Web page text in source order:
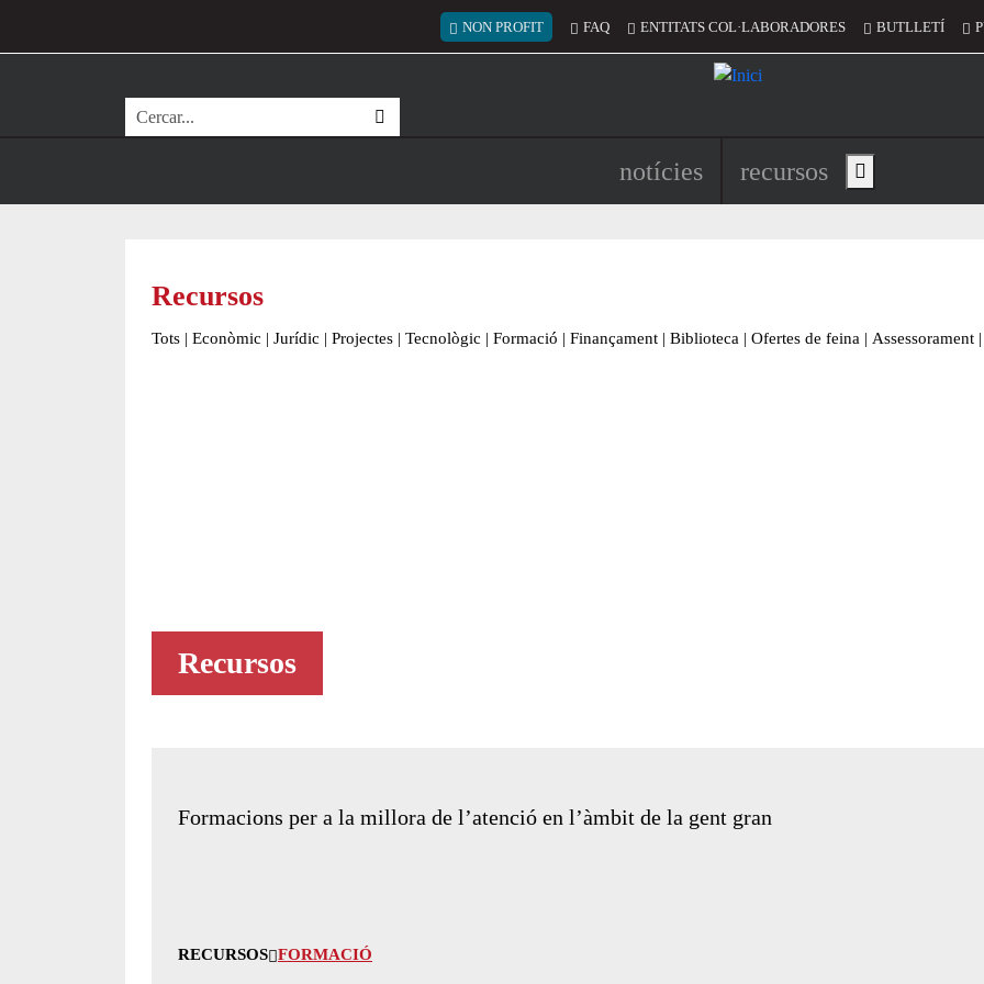
Menú del compte d'usuari
NON PROFIT FAQ ENTITATS COL·LABORADORES BUTLLETÍ
Cerca
Navegació principal de
notícies recursos Show main menu
Recursos
Tots | Econòmic | Jurídic | Projectes | Tecnològic | Formació | Finançament | Biblioteca | Ofertes de feina | Assessorament |
Recursos
Formacions per a la millora de l’atenció en l’àmbit de la gent gran
RECURSOS FORMACIÓ